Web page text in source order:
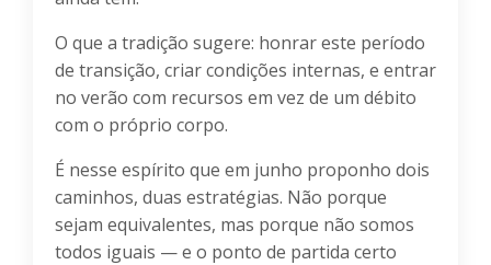
O que a tradição sugere: honrar este período
de transição, criar condições internas, e entrar
no verão com recursos em vez de um débito
com o próprio corpo.
É nesse espírito que em junho proponho dois
caminhos, duas estratégias. Não porque
sejam equivalentes, mas porque não somos
todos iguais — e o ponto de partida certo